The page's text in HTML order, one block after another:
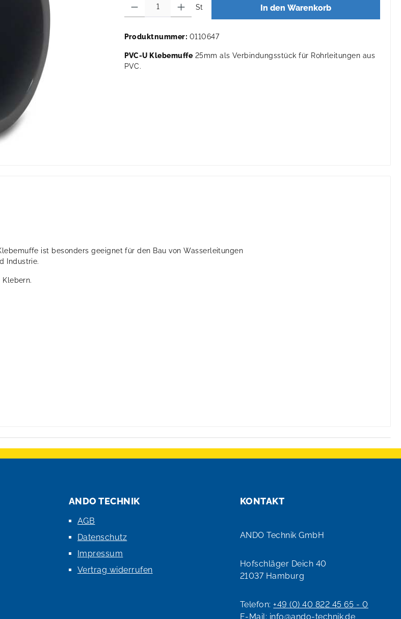
St In den Warenkorb
Produktnummer: 0110647
PVC-U Klebemuffe25mm als Verbindungsstück für Rohrleitungen aus
PVC.
ist besonders geeignet für den Bau von Wasserleitungen
Industrie.
ANDO TECHNIK
AGB
Datenschutz
Impressum
Vertrag widerrufen
KONTAKT
ANDO Technik GmbH
Hofschläger Deich 40
21037 Hamburg
Telefon:+49 (0) 40 822 45 65 - 0
E-Mail: info@ando-technik.de